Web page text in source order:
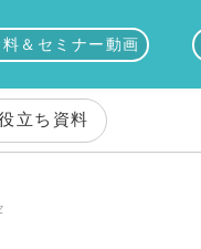
＆セミナー動画
立ち資料